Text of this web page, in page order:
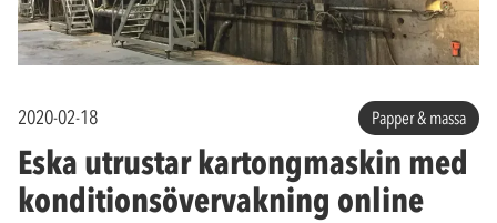
2020-02-18 Papper & massa
Eska utrustar kartongmaskin med
konditionsövervakning online